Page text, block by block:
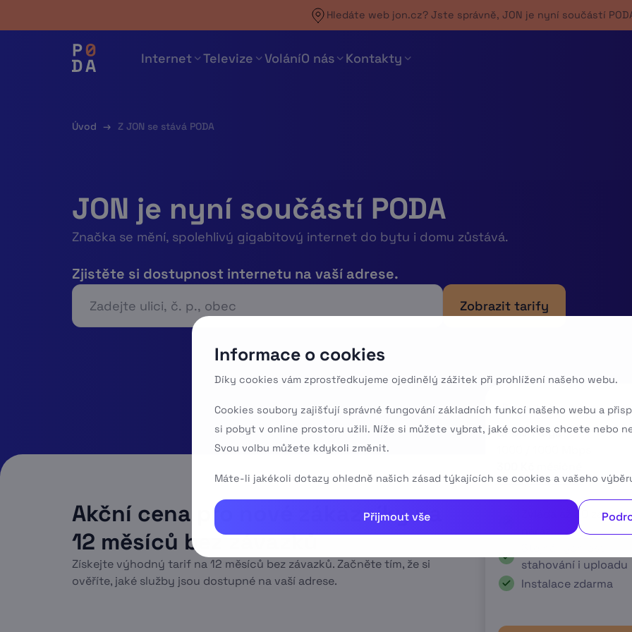
Hledáte web jon.cz? Jste správně, JON je nyní součástí
Internet Televize VoláníO nás Kontakty
Úvod → Z JON se stává PODA
JON je nyní součástí PODA
Značka se mění, spolehlivý gigabitový internet do bytu i domu zůstává.
Zjistěte si dostupnost internetu na vaší adrese.
Zobrazit tarify
Akční cena pro nové zákazníky na
12 měsíců bez závazků
Získejte výhodný tarif na 12 měsíců bez závazků. Začněte tím, že si
ověříte, jaké služby jsou dostupné na vaší adrese.
Promo tarif
GPON 1 Giga
490 Kč měsíčně
Zvládá až 30 zařízení
stahování i uploadu
Instalace zdarma
Informace o cookies
Díky cookies vám zprostředkujeme ojedinělý zážitek při prohlížení našeho webu.
Cookies soubory zajišťují správné fungování základních funkcí našeho webu a
si pobyt v online prostoru užili. Níže si můžete vybrat, jaké cookies chcete nebo
Svou volbu můžete kdykoli změnit.
Máte-li jakékoli dotazy ohledně našich zásad týkajících se cookies a vašeho
Přijmout vše